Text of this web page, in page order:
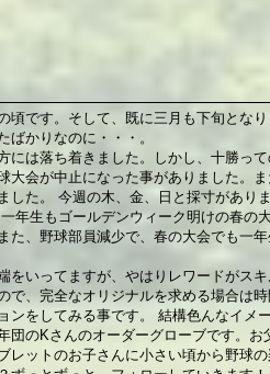
頃です。そして、既に三月も下旬とな
ばかりなのに・・・。
には落ち着きました。しかし、十勝っ
大会が中止になった事がありました。ま
した。 今週の木、金、日と採寸があり
年生もゴールデンウィーク明けの春の
た、野球部員減少で、春の大会でも一
をいってますが、やはりレワードがス
で、完全なオリジナルを求める場合は
ンをしてみる事です。 結構色んなイメ
団のKさんのオーダーグローブです。
レットのお子さんに小さい頃から野球